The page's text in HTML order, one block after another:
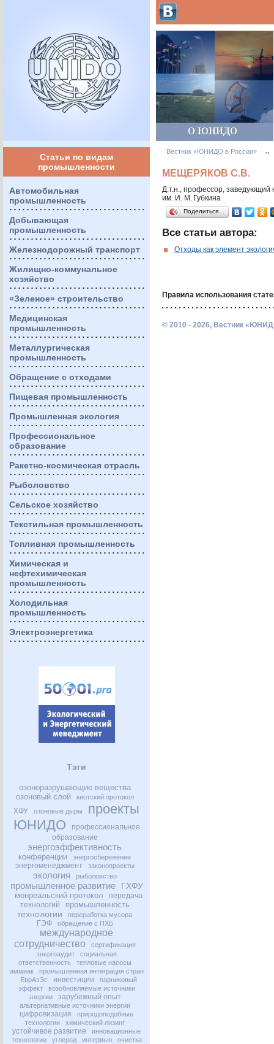
Статьи по видам
промышленности
Автомобильная
промышленность
Добывающая
промышленность
Железнодорожный транспорт
Жилищно-коммунальное
хозяйство
«Зеленое» строительство
Медицинская
промышленность
Металлургическая
промышленность
Обращение с отходами
Пищевая промышленность
Промышленная экология
Профессиональное
образование
Ракетно-космическая отрасль
Рыболовство
Сельское хозяйство
Текстильная промышленность
Топливная промышленность
Химическая и
нефтехимическая
промышленность
Холодильная
промышленность
Электроэнергетика
Тэги
озоноразрушающие вещества
озоновый слой
киотский протокол
ХФУ озоновые дыры
проекты
ЮНИДО
профессиональное
образование
энергоэффективность
конференции энергосбережение
энергоменеджмент законопроекты
экология рыболовство
промышленное развитие ГХФУ
монреальский протокол
передача
технологий
промышленность
технологии переработка мусора
ГЭФ обращение с ПХБ
международное
сотрудничество
сертификация
энергоаудит
социальная
ответственность
тепловые насосы
аммиак
промышленная интеграция стран
ЕврАзЭс
инвестиции
парниковый
эффект
возобновляемые источники
энергии
зарубежный опыт
альтернативные источники энергии
цифровизация
природоподобные
технологии
химический лизинг
устойчивое развитие
инновационные
технологии
углерод интервью
очистка
Вестник «ЮНИДО в России» →
МЕЩЕРЯКОВ С.В.
Д.т.н., профессор, заведующий
им. И. М. Губкина
Поделиться…
Все статьи автора:
Отходы как элемент
Правила использования
© 2010 - 2026, Вестник